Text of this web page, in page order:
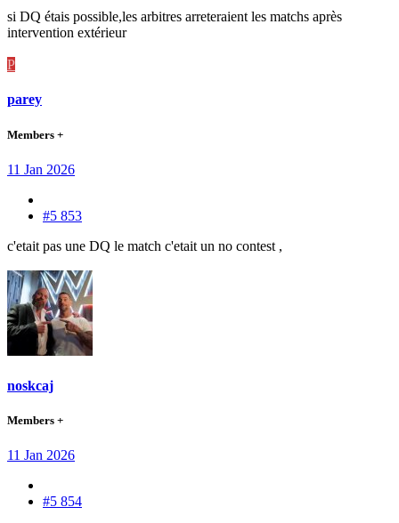
si DQ étais possible,les arbitres arreteraient les matchs après
intervention extérieur
P
parey
Members +
11 Jan 2026
#5 853
c'etait pas une DQ le match c'etait un no contest ,
noskcaj
Members +
11 Jan 2026
#5 854